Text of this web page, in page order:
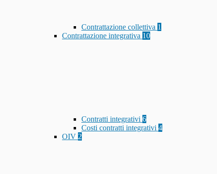
Contrattazione collettiva 1
Contrattazione integrativa 10
Contratti integrativi 6
Costi contratti integrativi 4
OIV 2